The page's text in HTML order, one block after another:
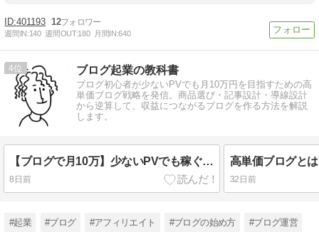
401193 12
週間IN:140 週間OUT:180 月間IN:640
4 ブログ起業の教科書
ブログ初心者が少ないPVでも月10万円を目指すための高
単価ブログ戦略を発信。商品選び・記事設計・導線設計
から逆算して、収益につながるブログを作る方法を解説
します。
【ブログで月10万】少ないPVでも稼ぐ！初心者向け高単価ブログ戦略3ステップ
8日前 32日前
#起業 #ブログ #アフィリエイト #ブログの始め方 #ブログ運営